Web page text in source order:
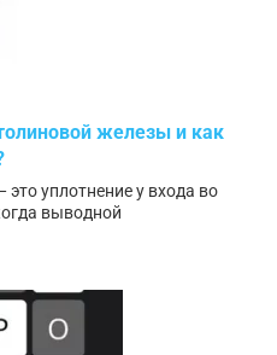
железы и как
уплотнение у входа во
выводной